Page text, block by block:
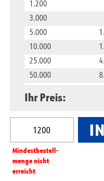
1.200
3.000
5.000
10.000
25.000
50.000
Ihr Preis:
Produkt Anzahl: Gib
Mindest­­bestell­­
menge nicht
erreicht